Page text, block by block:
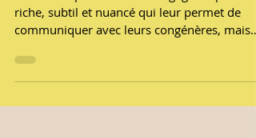
Les chiens possèdent un langage corporel
riche, subtil et nuancé qui leur permet de
aussi avec...